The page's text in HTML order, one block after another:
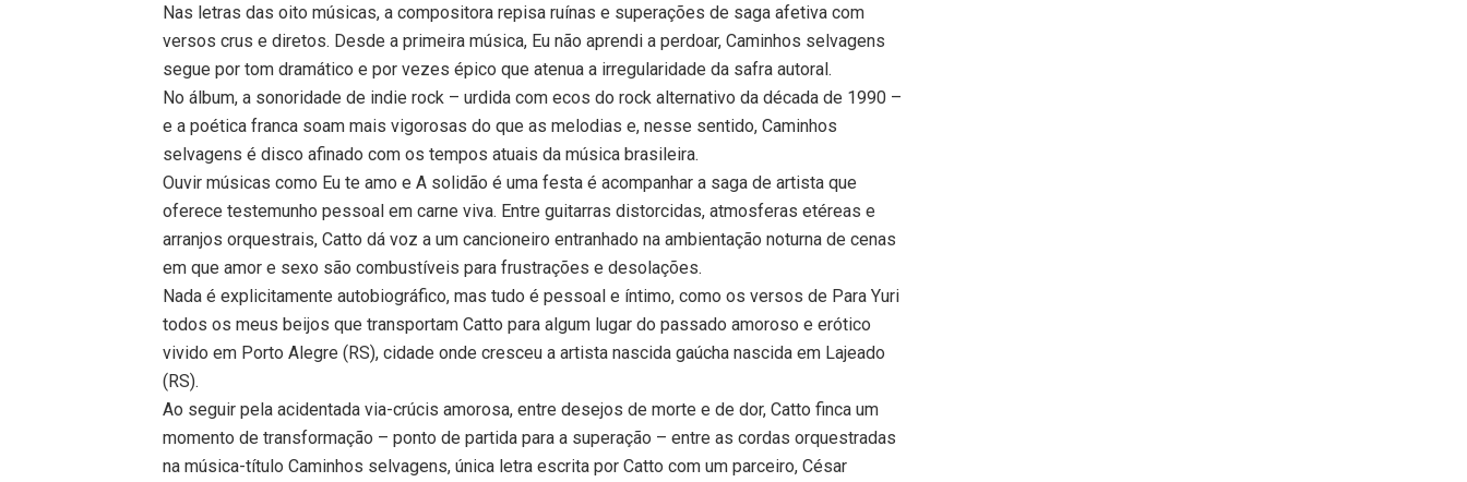
Nas letras das oito músicas, a compositora repisa ruínas e superações de saga afetiva com
versos crus e diretos. Desde a primeira música, Eu não aprendi a perdoar, Caminhos selvagens
segue por tom dramático e por vezes épico que atenua a irregularidade da safra autoral.
No álbum, a sonoridade de indie rock – urdida com ecos do rock alternativo da década de 1990 –
e a poética franca soam mais vigorosas do que as melodias e, nesse sentido, Caminhos
selvagens é disco afinado com os tempos atuais da música brasileira.
Ouvir músicas como Eu te amo e A solidão é uma festa é acompanhar a saga de artista que
oferece testemunho pessoal em carne viva. Entre guitarras distorcidas, atmosferas etéreas e
arranjos orquestrais, Catto dá voz a um cancioneiro entranhado na ambientação noturna de cenas
em que amor e sexo são combustíveis para frustrações e desolações.
Nada é explicitamente autobiográfico, mas tudo é pessoal e íntimo, como os versos de Para Yuri
todos os meus beijos que transportam Catto para algum lugar do passado amoroso e erótico
vivido em Porto Alegre (RS), cidade onde cresceu a artista nascida gaúcha nascida em Lajeado
(RS).
Ao seguir pela acidentada via-crúcis amorosa, entre desejos de morte e de dor, Catto finca um
momento de transformação – ponto de partida para a superação – entre as cordas orquestradas
na música-título Caminhos selvagens, única letra escrita por Catto com um parceiro, César